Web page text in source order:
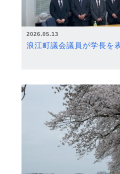
2026.05.13
浪江町議会議員が学長を